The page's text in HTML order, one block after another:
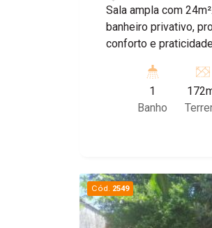
Sala ampla com 24m². Conta
banheiro privativo,
conforto e
para receber seu
1
Banho
Cód. 2549